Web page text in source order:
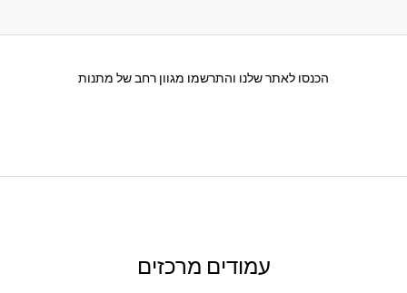
הכנסו לאתר שלנו והתרשמו מגוון רחב של מתנות
עמודים מרכזים